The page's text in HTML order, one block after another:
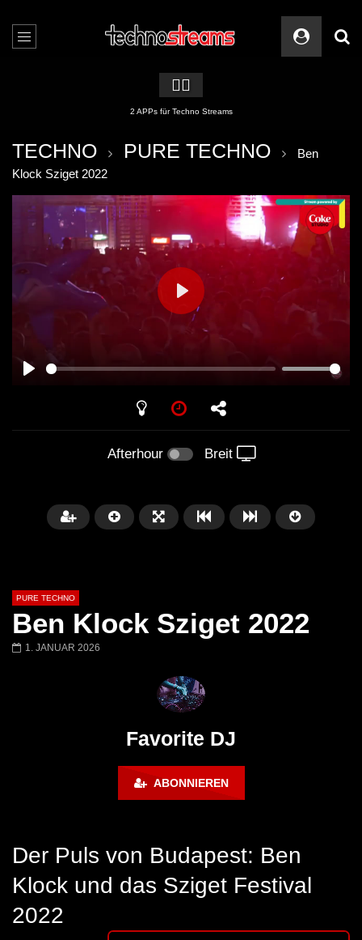
🏳️‍🌈
2 APPs für Techno Streams
TECHNO PURE TECHNO
Ben
Klock Sziget 2022
PLAY
Afterhour Breit
Miss Djax – Cherry Moon –
Lokeren Belgium (1996)
PURE TECHNO
Ben Klock Sziget 2022
1. JANUAR 2026
Favorite DJ
ABONNIEREN
Der Puls von Budapest: Ben
Klock und das Sziget Festival
2022